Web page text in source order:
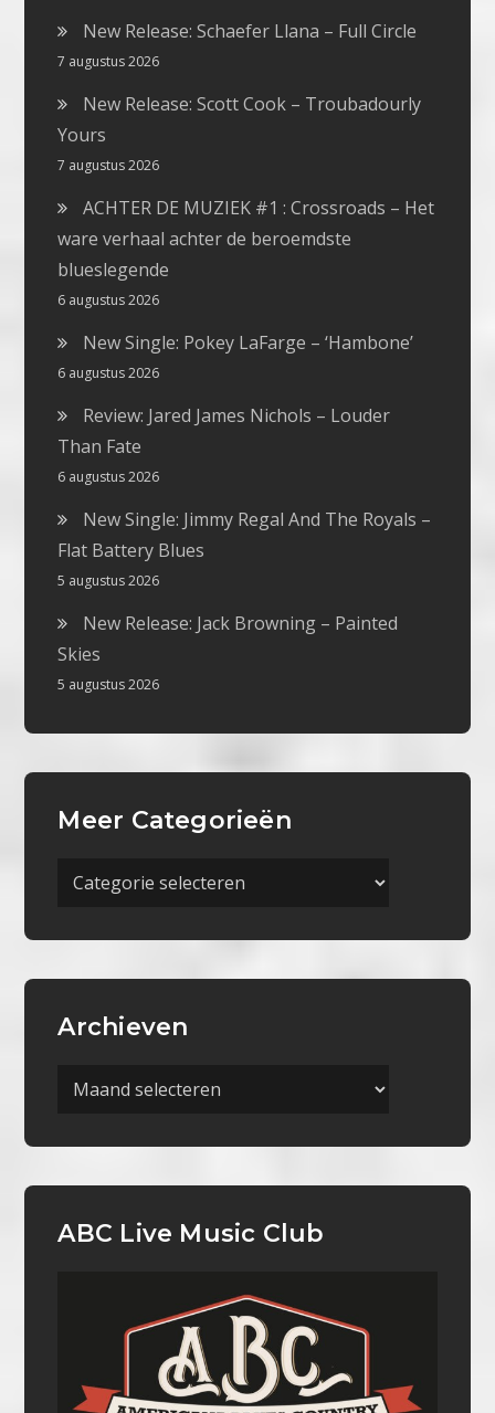
New Release: Schaefer Llana – Full Circle
7 augustus 2026
New Release: Scott Cook – Troubadourly
Yours
7 augustus 2026
ACHTER DE MUZIEK #1 : Crossroads – Het
ware verhaal achter de beroemdste
blueslegende
6 augustus 2026
New Single: Pokey LaFarge – ‘Hambone’
6 augustus 2026
Review: Jared James Nichols – Louder
Than Fate
6 augustus 2026
New Single: Jimmy Regal And The Royals –
Flat Battery Blues
5 augustus 2026
New Release: Jack Browning – Painted
Skies
5 augustus 2026
Meer Categorieën
Meer
Archieven
Archieven
ABC Live Music Club